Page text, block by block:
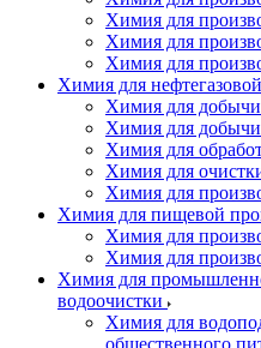
Химия для
Химия для
Химия для
Химия для
Химия для добычи
Химия для
Химия для
Химия для
Химия для
Химия для пищевой
Химия для
Химия для
Химия для
водоочистки
Химия для
общественного